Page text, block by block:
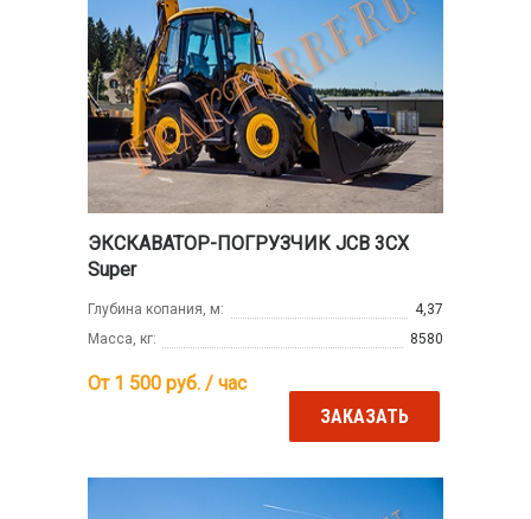
ЭКСКАВАТОР-ПОГРУЗЧИК JCB 3CX
Super
Глубина копания, м:
4,37
Масса, кг:
8580
От 1 500 руб. / час
ЗАКАЗАТЬ